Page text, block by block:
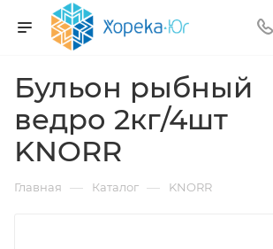
Бульон рыбный
ведро 2кг/4шт
KNORR
Главная — Каталог — KNORR